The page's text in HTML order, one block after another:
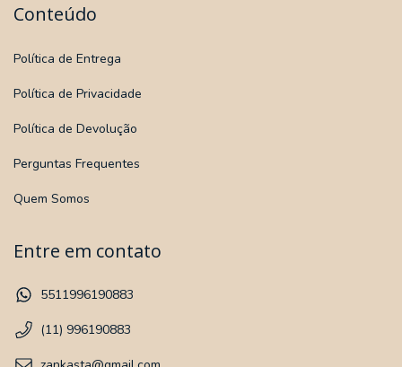
Conteúdo
Política de Entrega
Política de Privacidade
Política de Devolução
Perguntas Frequentes
Quem Somos
Entre em contato
5511996190883
(11) 996190883